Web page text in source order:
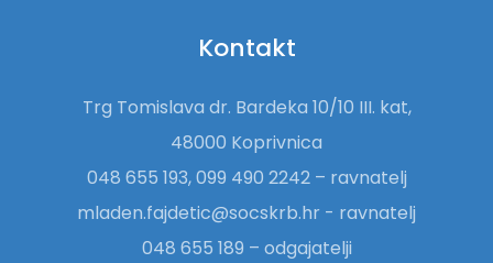
Kontakt
Trg Tomislava dr. Bardeka 10/10 III. kat,
48000 Koprivnica
048 655 193, 099 490 2242 – ravnatelj
mladen.fajdetic@socskrb.hr - ravnatelj
048 655 189 – odgajatelji